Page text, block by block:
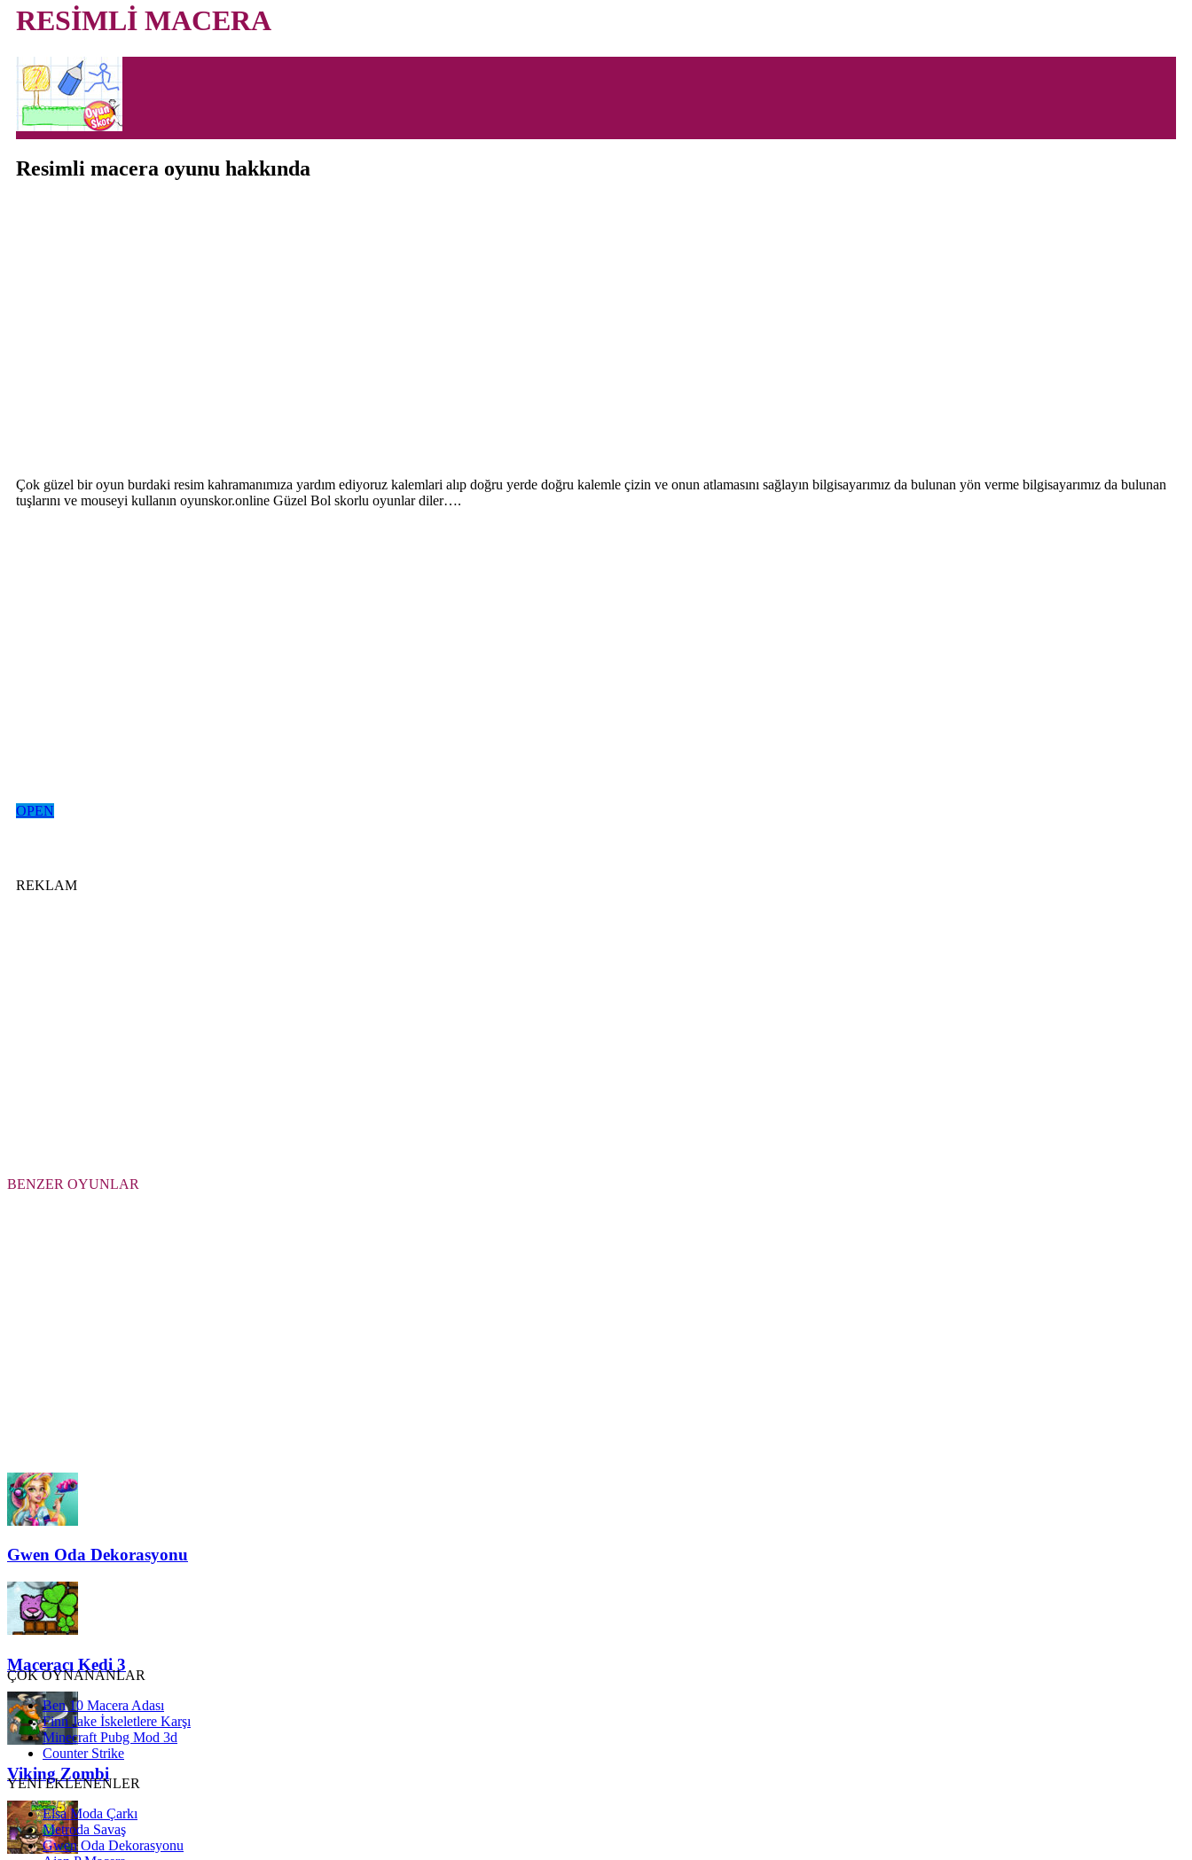
RESİMLİ MACERA
Resimli macera oyunu hakkında
Çok güzel bir oyun burdaki resim kahramanımıza yardım ediyoruz kalemlari alıp doğru yerde doğru kalemle çizin ve onun atlamasını sağlayın bilgisayarımız da bulunan yön verme bilgisayarımız da bulunan
tuşlarını ve mouseyi kullanın oyunskor.online Güzel Bol skorlu oyunlar diler….
OPEN
REKLAM
BENZER OYUNLAR
Gwen Oda Dekorasyonu
Maceracı Kedi 3
Viking Zombi
ÇOK OYNANANLAR
Ben 10 Macera Adası
Finn Jake İskeletlere Karşı
Minecraft Pubg Mod 3d
Counter Strike
YENİ EKLENENLER
Elsa Moda Çarkı
Metroda Savaş
Gwen Oda Dekorasyonu